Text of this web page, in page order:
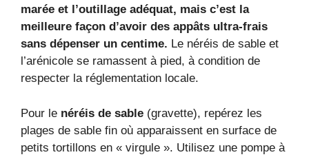
marée et l’outillage adéquat, mais c’est la
meilleure façon d’avoir des appâts ultra-frais
sans dépenser un centime. Le néréis de sable et
l’arénicole se ramassent à pied, à condition de
respecter la réglementation locale.
Pour le néréis de sable (gravette), repérez les
plages de sable fin où apparaissent en surface de
petits tortillons en « virgule ». Utilisez une pompe à